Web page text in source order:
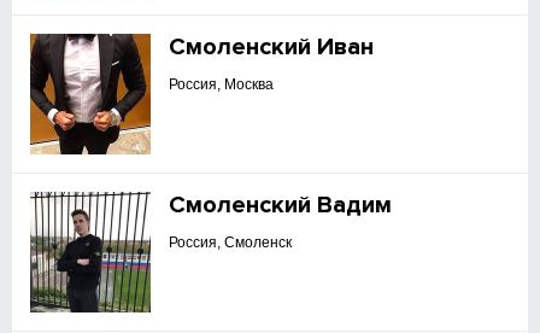
Смоленский Иван
Россия, Москва
Смоленский Вадим
Россия, Смоленск